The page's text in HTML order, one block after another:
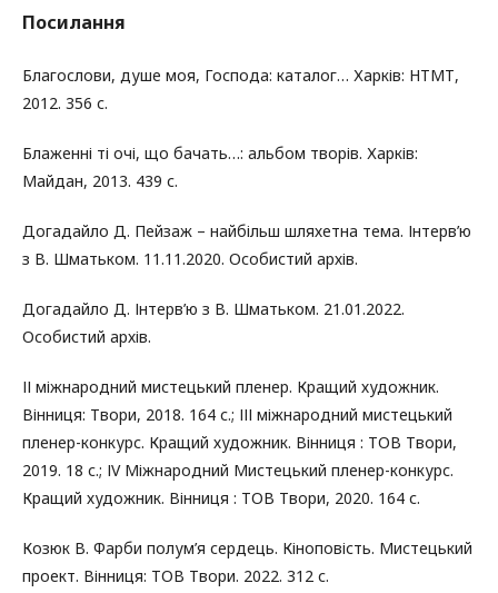
Посилання
Благослови, душе моя, Господа: каталог… Харків: НТМТ,
2012. 356 с.
Блаженні ті очі, що бачать…: альбом творів. Харків:
Майдан, 2013. 439 с.
Догадайло Д. Пейзаж – найбільш шляхетна тема. Інтерв’ю
з В. Шматьком. 11.11.2020. Особистий архів.
Догадайло Д. Інтерв’ю з В. Шматьком. 21.01.2022.
Особистий архів.
ІІ міжнародний мистецький пленер. Кращий художник.
Вінниця: Твори, 2018. 164 с.; ІІІ міжнародний мистецький
пленер-конкурс. Кращий художник. Вінниця : ТОВ Твори,
2019. 18 с.; ІV Міжнародний Мистецький пленер-конкурс.
Кращий художник. Вінниця : ТОВ Твори, 2020. 164 с.
Козюк В. Фарби полум’я сердець. Кіноповість. Мистецький
проект. Вінниця: ТОВ Твори. 2022. 312 с.